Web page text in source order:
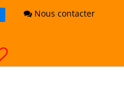
Nous contacter